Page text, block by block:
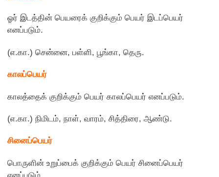
ஓர் இடத்தின் பெயரைக் குறிக்கும் பெயர் இடப்பெயர்
எனப்படும்.
(எ.கா.) சென்னை, பள்ளி, பூங்கா, தெரு.
காலப்பெயர்
காலத்தைக் குறிக்கும் பெயர் காலப்பெயர் எனப்படும்.
(எ.கா.) நிமிடம், நாள், வாரம், சித்திரை, ஆண்டு.
சினைப்பெயர்
பொருளின் உறுப்பைக் குறிக்கும் பெயர் சினைப்பெயர்